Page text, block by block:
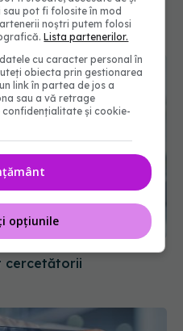
tratamentul bolii
risc ascuns de
cercetătorii
pot fi folosite în mod
noștri putem folosi
Lista partenerilor.
cu caracter personal în
obiecta prin gestionarea
link în partea de jos a
sau a vă retrage
și cookie-
opțiunile